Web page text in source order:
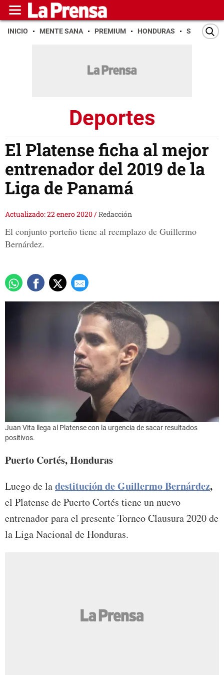
INICIO MENTE SANA PREMIUM HONDURAS SAN PEDRO
Deportes
El Platense ficha al mejor
entrenador del 2019 de la
Liga de Panamá
Actualizado: 22 enero 2020/Redacción
El conjunto porteño tiene al reemplazo de Guillermo
Bernárdez.
Juan Vita llega al Platense con la urgencia de sacar resultados
positivos.
Puerto Cortés, Honduras
Luego de ladestitución de Guillermo Bernárdez,
el Platense de Puerto Cortés tiene un nuevo
entrenador para el presente Torneo Clausura 2020 de
la Liga Nacional de Honduras.